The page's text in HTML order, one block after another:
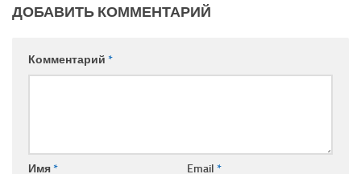
ДОБАВИТЬ КОММЕНТАРИЙ
Комментарий *
Имя* Email *